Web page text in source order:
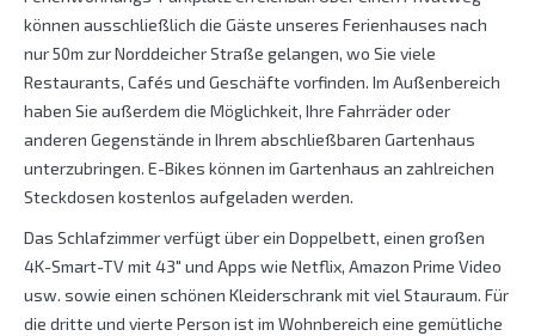
können ausschließlich die Gäste unseres Ferienhauses nach
nur 50m zur Norddeicher Straße gelangen, wo Sie viele
Restaurants, Cafés und Geschäfte vorfinden. Im Außenbereich
haben Sie außerdem die Möglichkeit, Ihre Fahrräder oder
anderen Gegenstände in Ihrem abschließbaren Gartenhaus
unterzubringen. E-Bikes können im Gartenhaus an zahlreichen
Steckdosen kostenlos aufgeladen werden.
Das Schlafzimmer verfügt über ein Doppelbett, einen großen
4K-Smart-TV mit 43″ und Apps wie Netflix, Amazon Prime Video
usw. sowie einen schönen Kleiderschrank mit viel Stauraum. Für
die dritte und vierte Person ist im Wohnbereich eine gemütliche